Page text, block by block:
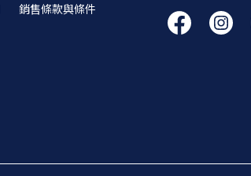
銷售條款與條件